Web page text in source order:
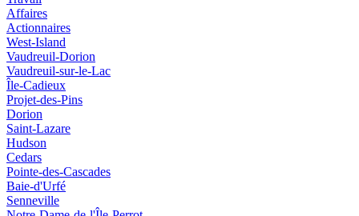
Affaires
Actionnaires
West-Island
Vaudreuil-Dorion
Vaudreuil-sur-le-Lac
Île-Cadieux
Projet-des-Pins
Dorion
Saint-Lazare
Hudson
Cedars
Pointe-des-Cascades
Baie-d'Urfé
Senneville